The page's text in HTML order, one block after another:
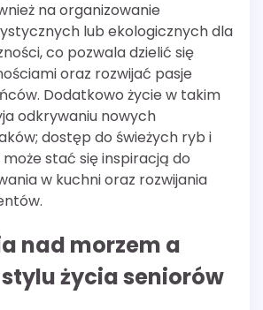
na organizowanie
lub ekologicznych dla
co pozwala dzielić się
oraz rozwijać pasje
Dodatkowo życie w takim
odkrywaniu nowych
dostęp do świeżych ryb i
stać się inspiracją do
w kuchni oraz rozwijania
nad morzem a
życia seniorów